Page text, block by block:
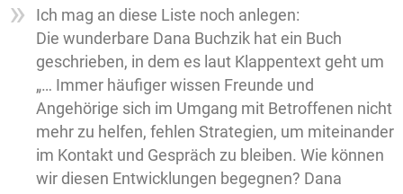
Ich mag an diese Liste noch anlegen:
Die wunderbare Dana Buchzik hat ein Buch
geschrieben, in dem es laut Klappentext geht um
„… Immer häufiger wissen Freunde und
Angehörige sich im Umgang mit Betroffenen nicht
mehr zu helfen, fehlen Strategien, um miteinander
im Kontakt und Gespräch zu bleiben. Wie können
wir diesen Entwicklungen begegnen? Dana